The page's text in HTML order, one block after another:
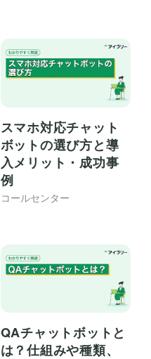
スマホ対応チャット
ボットの選び方と導
入メリット・成功事
例
コールセンター
QAチャットボットと
は？仕組みや種類、